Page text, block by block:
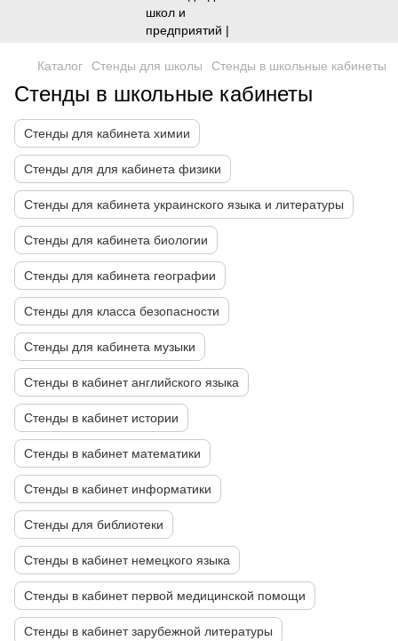
Каталог Стенды для школы Стенды в школьные кабинеты
Стенды в школьные кабинеты
Стенды для кабинета химии
Стенды для для кабинета физики
Стенды для кабинета украинского языка и литературы
Стенды для кабинета биологии
Стенды для кабинета географии
Стенды для класса безопасности
Стенды для кабинета музыки
Стенды в кабинет английского языка
Стенды в кабинет истории
Стенды в кабинет математики
Стенды в кабинет информатики
Стенды для библиотеки
Стенды в кабинет немецкого языка
Стенды в кабинет первой медицинской помощи
Стенды в кабинет зарубежной литературы